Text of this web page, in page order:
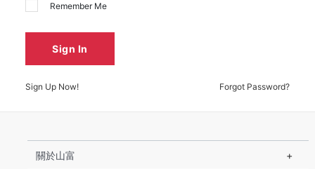
Remember Me
Sign In
Sign Up Now! Forgot Password?
關於山富